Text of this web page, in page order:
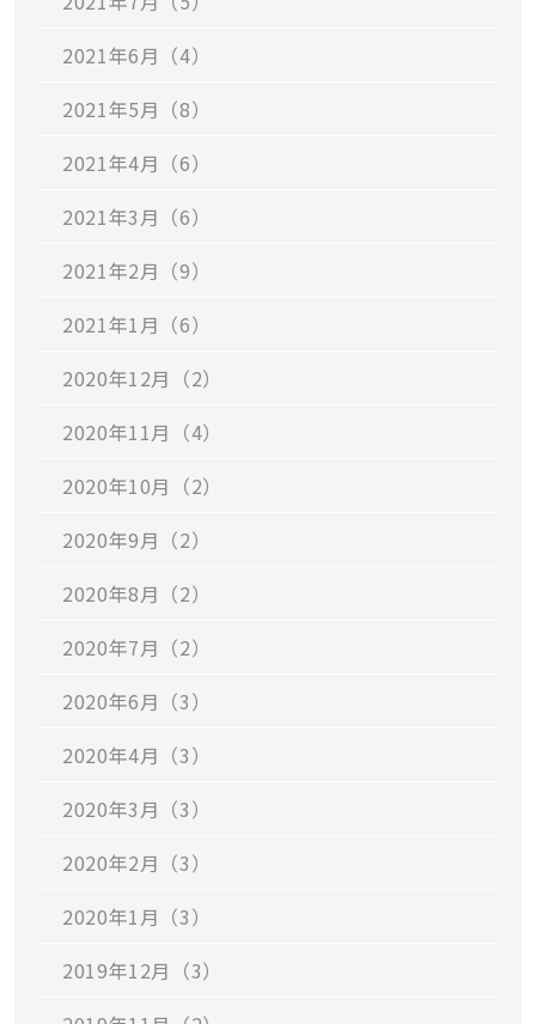
2021年6月（4）
2021年5月（8）
2021年4月（6）
2021年3月（6）
2021年2月（9）
2021年1月（6）
2020年12月（2）
2020年11月（4）
2020年10月（2）
2020年9月（2）
2020年8月（2）
2020年7月（2）
2020年6月（3）
2020年4月（3）
2020年3月（3）
2020年2月（3）
2020年1月（3）
2019年12月（3）